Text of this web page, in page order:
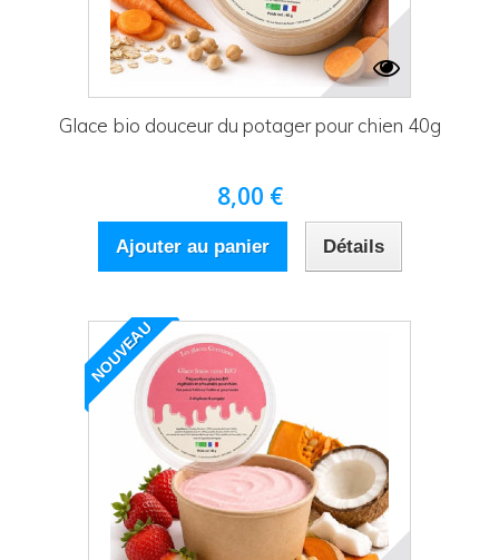
Glace bio douceur du potager pour chien 40g
8,00 €
Ajouter au panier Détails
NOUVEAU